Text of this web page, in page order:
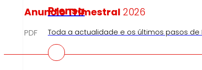
Prensa
Toda a actualidade e os últimos pasos de
Anuncio Trimestral 2026
PDF